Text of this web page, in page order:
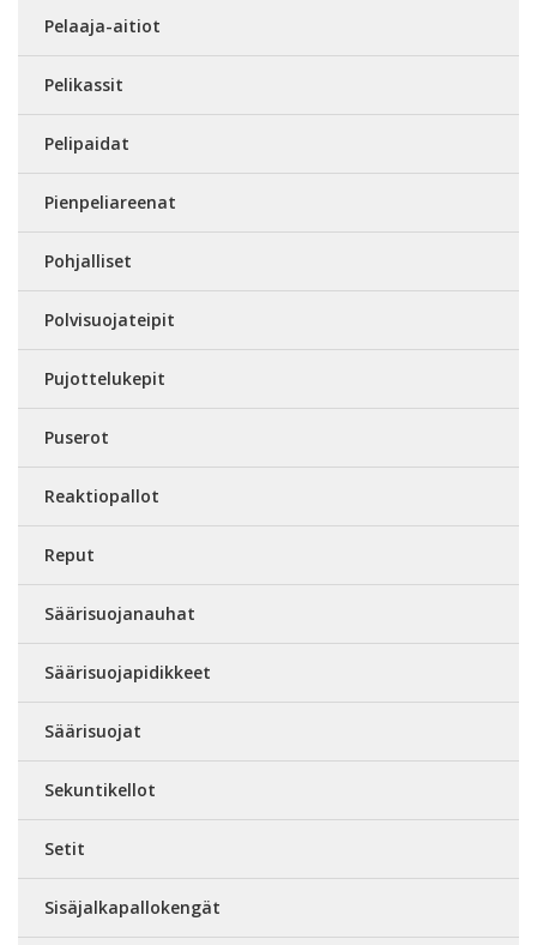
Pelaaja-aitiot
Pelikassit
Pelipaidat
Pienpeliareenat
Pohjalliset
Polvisuojateipit
Pujottelukepit
Puserot
Reaktiopallot
Reput
Säärisuojanauhat
Säärisuojapidikkeet
Säärisuojat
Sekuntikellot
Setit
Sisäjalkapallokengät